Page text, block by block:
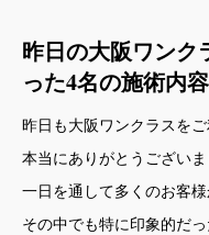
昨日の大阪ワンク
った4名の施術内容
昨日も大阪ワンクラスを
本当にありがとうございま
一日を通して多くのお客
その中でも特に印象的だ